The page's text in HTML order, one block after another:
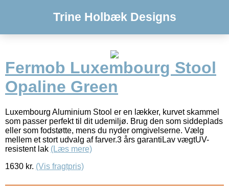
Trine Holbæk Designs
Fermob Luxembourg Stool
Opaline Green
Luxembourg Aluminium Stool er en lækker, kurvet skammel
som passer perfekt til dit udemiljø. Brug den som siddeplads
eller som fodstøtte, mens du nyder omgivelserne. Vælg
mellem et stort udvalg af farver.3 års garantiLav vægtUV-
resistent lak (Læs mere)
1630 kr. (Vis fragtpris)